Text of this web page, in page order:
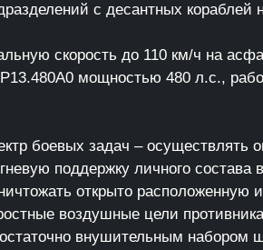
с десантных кораблей
скорость до 110 км/ч на
мощностью 480 л.с.,
боевых задач – осуществлять
поддержку личного
открыто расположенную
воздушные цели
внушительным